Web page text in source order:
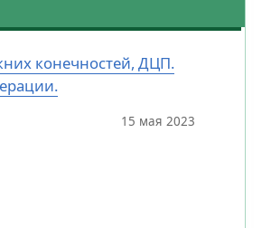
конечностей, ДЦП.
15 мая 2023